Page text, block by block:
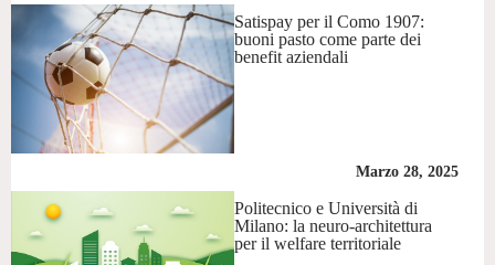
Satispay per il Como 1907:
buoni pasto come parte dei
benefit aziendali
Marzo 28, 2025
Politecnico e Università di
Milano: la neuro-architettura
per il welfare territoriale